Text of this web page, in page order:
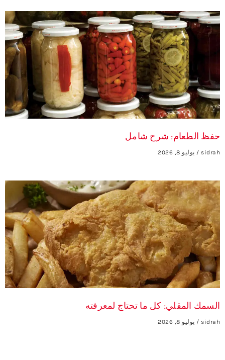
حفظ الطعام: شرح شامل
sidrah يوليو 8, 2026
السمك المقلي: كل ما تحتاج لمعرفته
sidrah يوليو 8, 2026